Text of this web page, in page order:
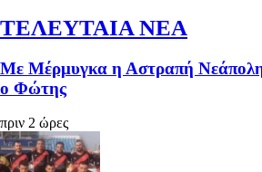
ΤΕΛΕΥΤΑΙΑ ΝΕΑ
Με Μέρμυγκα η Αστραπή
ο Φώτης
πριν 2 ώρες